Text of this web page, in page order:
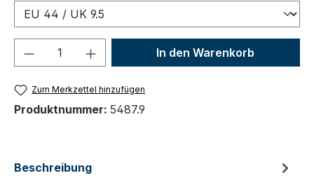
Produkt Anzahl: Gib denIn den Warenkorb
Zum Merkzettel hinzufügen
Produktnummer: 5487.9
Beschreibung